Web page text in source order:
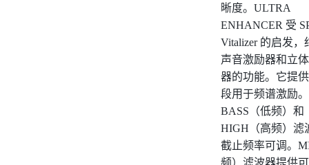
晰度。ULTRA
ENHANCER 受
Vitalizer 的启发，
声音激励器和立
器的功能。它提
段用于频谱激励。
BASS（低频）和
HIGH（高频）滤
截止频率可调。
频）滤波器提供